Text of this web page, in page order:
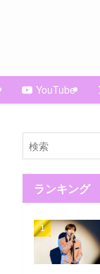
YouTube
ランキング